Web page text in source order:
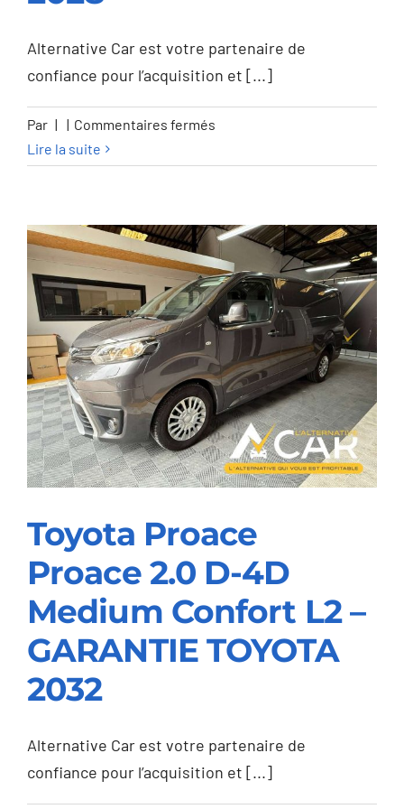
Alternative Car est votre partenaire de
confiance pour l’acquisition et [...]
Par | | Commentaires fermés
HR-
HR-
V
e:HEV
1.5i
Advance
eCVT
Advance
–
GARANTIE
HONDA
2028
Lire la suite
Toyota Proace Proace
2.0 D-4D Medium
Confort L2 –
GARANTIE TOYOTA
Toyota Proace
Proace 2.0 D-4D
Medium Confort L2 –
GARANTIE TOYOTA
2032
Alternative Car est votre partenaire de
confiance pour l’acquisition et [...]